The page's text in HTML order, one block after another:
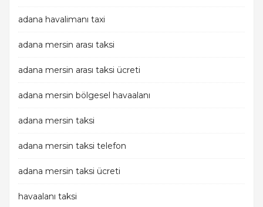
adana havalimanı taxi
adana mersin arası taksi
adana mersin arası taksi ücreti
adana mersin bölgesel havaalanı
adana mersin taksi
adana mersin taksi telefon
adana mersin taksi ücreti
havaalanı taksi